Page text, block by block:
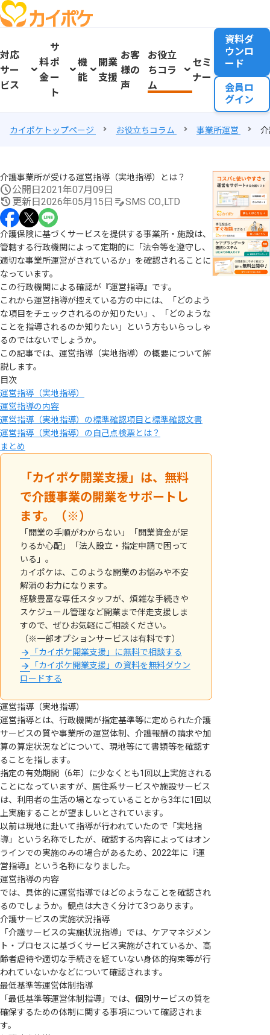
対応
サー
ビス
料
金
サ
ポ
ー
ト
機
能
開業
支援
お客
様の
声
お役立
ちコラ
ム
セミ
ナー
資料ダ
ウンロ
ード
会員ロ
グイン
カイポケトップページ お役立ちコラム 事業所運営
介護事業所が受ける運営指導（実地指導）とは？
公開日 2021年07月09日
更新日 2026年05月15日 SMS CO.,LTD
介護保険に基づくサービスを提供する事業所・施設は、
管轄する行政機関によって定期的に「法令等を遵守し、
適切な事業所運営がされているか」を確認されることに
なっています。
この行政機関による確認が『運営指導』です。
これから運営指導が控えている方の中には、「どのよう
な項目をチェックされるのか知りたい」、「どのような
ことを指導されるのか知りたい」という方もいらっしゃ
るのではないでしょうか。
この記事では、運営指導（実地指導）の概要について解
説します。
目次
運営指導（実地指導）
運営指導の内容
運営指導（実地指導）の標準確認項目と標準確認文書
運営指導（実地指導）の自己点検票とは？
まとめ
「カイポケ開業支援」は、無料
で介護事業の開業をサポートし
ます。（※）
「開業の手順がわからない」「開業資金が足
りるか心配」「法人設立・指定申請で困って
いる」。
カイポケは、このような開業のお悩みや不安
解消のお力になります。
経験豊富な専任スタッフが、煩雑な手続きや
スケジュール管理など開業まで伴走支援しま
すので、ぜひお気軽にご相談ください。
（※一部オプションサービスは有料です）
「カイポケ開業支援」に無料で相談する
「カイポケ開業支援」の資料を無料ダウン
ロードする
運営指導（実地指導）
運営指導とは、行政機関が指定基準等に定められた介護
サービスの質や事業所の運営体制、介護報酬の請求や加
算の算定状況などについて、現地等にて書類等を確認す
ることを指します。
指定の有効期間（6年）に少なくとも1回以上実施される
ことになっていますが、居住系サービスや施設サービス
は、利用者の生活の場となっていることから3年に1回以
上実施することが望ましいとされています。
以前は現地に赴いて指導が行われていたので「実地指
導」という名称でしたが、確認する内容によってはオン
ラインでの実施のみの場合があるため、2022年に『運
営指導』という名称になりました。
運営指導の内容
では、具体的に運営指導ではどのようなことを確認され
るのでしょうか。観点は大きく分けて3つあります。
介護サービスの実施状況指導
「介護サービスの実施状況指導」では、ケアマネジメン
ト・プロセスに基づくサービス実施がされているか、高
齢者虐待や適切な手続きを経ていない身体的拘束等が行
われていないかなどについて確認されます。
最低基準等運営体制指導
「最低基準等運営体制指導」では、個別サービスの質を
確保するための体制に関する事項について確認されま
す。